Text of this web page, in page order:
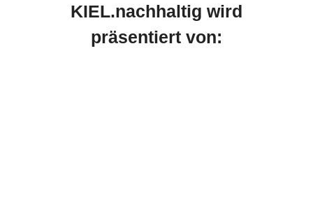
KIEL.nachhaltig wird
präsentiert von: